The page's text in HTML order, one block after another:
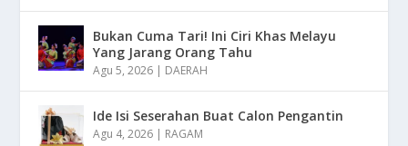
Bukan Cuma Tari! Ini Ciri Khas Melayu
Yang Jarang Orang Tahu
Agu 5, 2026 | DAERAH
Ide Isi Seserahan Buat Calon Pengantin
Agu 4, 2026 | RAGAM